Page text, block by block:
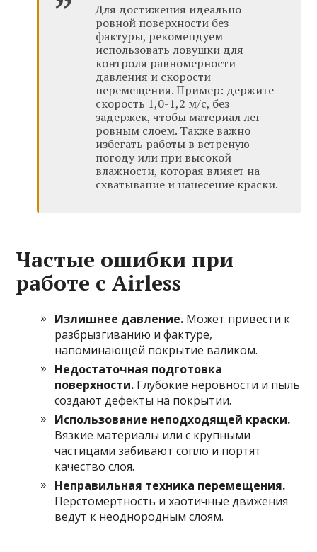
Для достижения идеально
ровной поверхности без
фактуры, рекомендуем
использовать ловушки для
контроля равномерности
давления и скорости
перемещения. Пример: держите
скорость 1,0-1,2 м/с, без
задержек, чтобы материал лег
ровным слоем. Также важно
избегать работы в ветреную
погоду или при высокой
влажности, которая влияет на
схватывание и нанесение краски.
Частые ошибки при
работе с Airless
Излишнее давление. Может привести к
разбрызгиванию и фактуре,
напоминающей покрытие валиком.
Недостаточная подготовка
поверхности. Глубокие неровности и пыль
создают дефекты на покрытии.
Использование неподходящей краски.
Вязкие материалы или с крупными
частицами забивают сопло и портят
качество слоя.
Неправильная техника перемещения.
Перстомертность и хаотичные движения
ведут к неоднородным слоям.